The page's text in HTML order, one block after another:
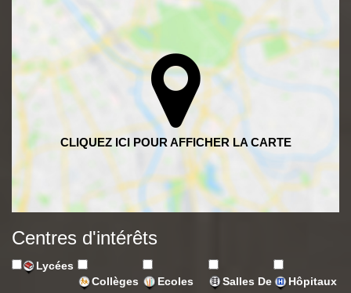
Centres d'intérêts
Lycées
Collèges
Ecoles
Salles De
Hôpitaux